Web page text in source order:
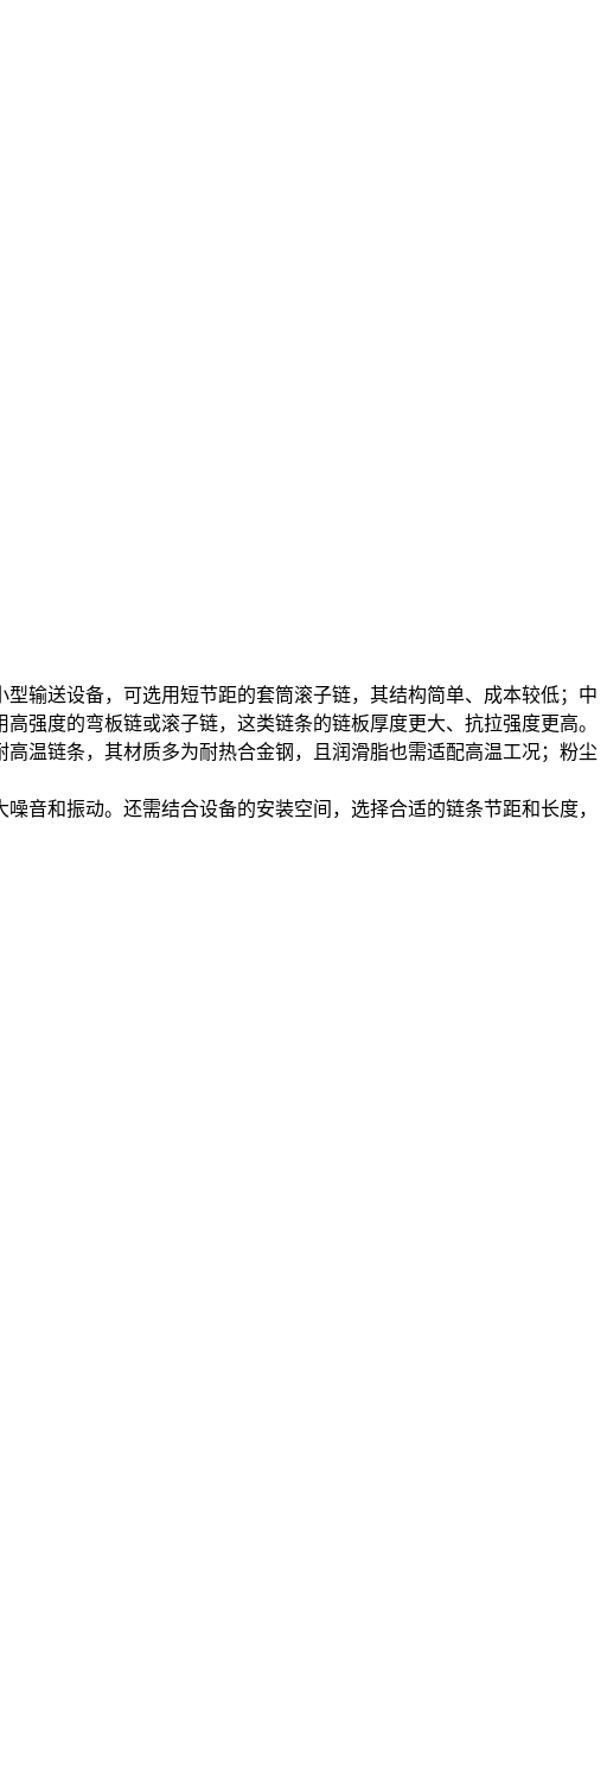
输送设备，可选用短节距的套筒滚子链，其结构简单、成本较低；中
强度的弯板链或滚子链，这类链条的链板厚度更大、抗拉强度更高。
温链条，其材质多为耐热合金钢，且润滑脂也需适配高温工况；粉尘
音和振动。还需结合设备的安装空间，选择合适的链条节距和长度，